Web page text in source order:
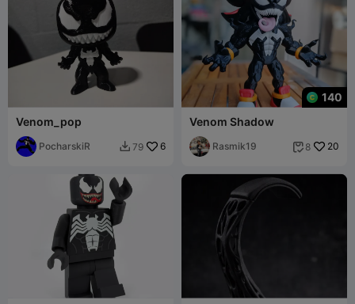
Venom_pop
PocharskiR  79 6
140
Venom Shadow
Rasmik19  8 20